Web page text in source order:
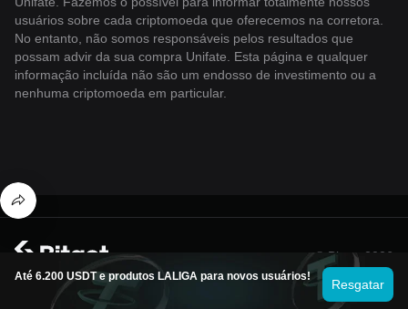
usuários sobre cada criptomoeda que oferecemos na corretora.
No entanto, não somos responsáveis ​​pelos resultados que
possam advir da sua compra Unifate. Esta página e qualquer
informação incluída não são um endosso de investimento ou a
nenhuma criptomoeda em particular.
Até 6.200 USDT e produtos LALIGA para novos usuários!
Resgatar
© Bitget 2026